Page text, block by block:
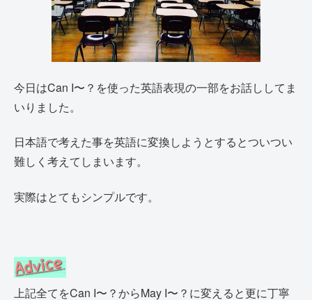
今日はCan I〜？を使った英語表現の一部をお話ししてま
いりました。
日本語で考えた事を英語に変換しようとするとついつい
難しく考えてしまいます。
実際はとてもシンプルです。
上記全てをCan I〜？からMay I〜？に変えると更に丁寧